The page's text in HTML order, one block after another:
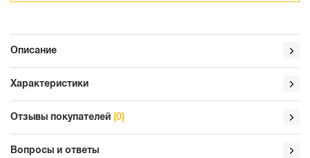
Описание
Характеристики
Отзывы покупателей (0)
Вопросы и ответы